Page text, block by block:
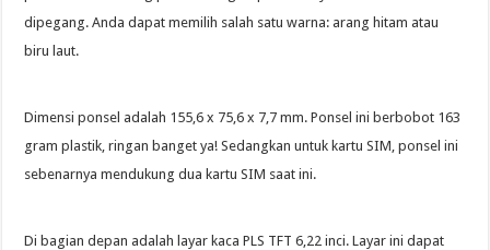
dipegang. Anda dapat memilih salah satu warna: arang hitam atau
biru laut.
Dimensi ponsel adalah 155,6 x 75,6 x 7,7 mm. Ponsel ini berbobot 163
gram plastik, ringan banget ya! Sedangkan untuk kartu SIM, ponsel ini
sebenarnya mendukung dua kartu SIM saat ini.
Di bagian depan adalah layar kaca PLS TFT 6,22 inci. Layar ini dapat